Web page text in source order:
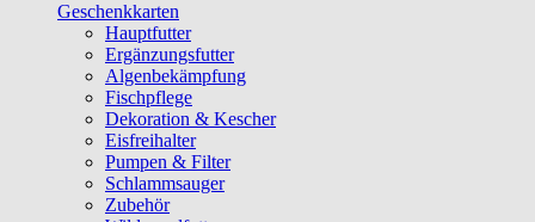
Geschenkkarten
Hauptfutter
Ergänzungsfutter
Algenbekämpfung
Fischpflege
Dekoration & Kescher
Eisfreihalter
Pumpen & Filter
Schlammsauger
Zubehör